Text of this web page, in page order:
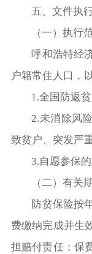
五、文件执
（一）执行
呼和浩特经
户籍常住人口，
1.全国防返
2.未消除风
致贫户、突发严
3.自愿参保
（二）有关
防贫保险按
费缴纳完成并生
担赔付责任；保